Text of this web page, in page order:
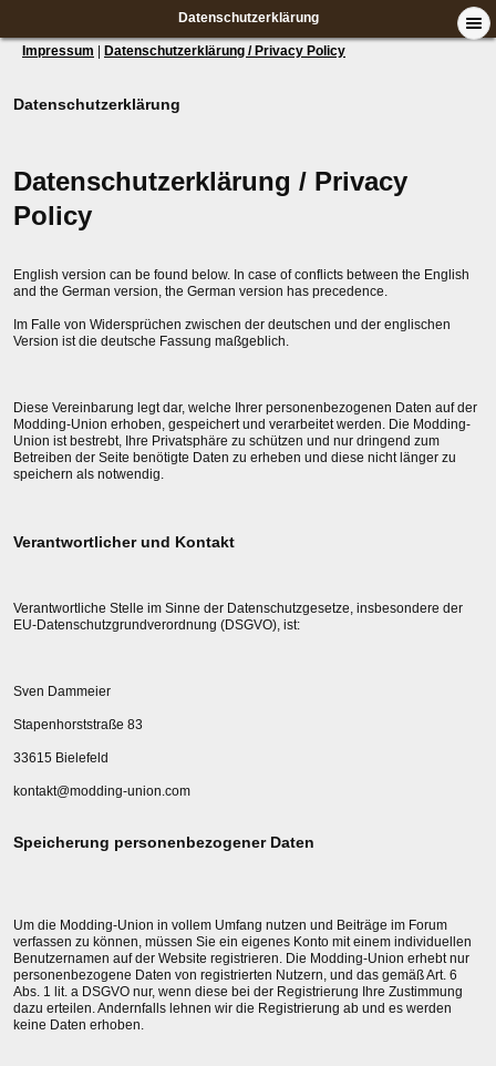
Datenschutzerklärung
Impressum Datenschutzerklärung / Privacy Policy
Datenschutzerklärung
Datenschutzerklärung / Privacy
Policy
English version can be found below. In case of conflicts between the English
and the German version, the German version has precedence.
Im Falle von Widersprüchen zwischen der deutschen und der englischen
Version ist die deutsche Fassung maßgeblich.
Diese Vereinbarung legt dar, welche Ihrer personenbezogenen Daten auf der
Modding-Union erhoben, gespeichert und verarbeitet werden. Die Modding-
Union ist bestrebt, Ihre Privatsphäre zu schützen und nur dringend zum
Betreiben der Seite benötigte Daten zu erheben und diese nicht länger zu
speichern als notwendig.
Verantwortlicher und Kontakt
Verantwortliche Stelle im Sinne der Datenschutzgesetze, insbesondere der
EU-Datenschutzgrundverordnung (DSGVO), ist:
Sven Dammeier
Stapenhorststraße 83
33615 Bielefeld
kontakt@modding-union.com
Speicherung personenbezogener Daten
Um die Modding-Union in vollem Umfang nutzen und Beiträge im Forum
verfassen zu können, müssen Sie ein eigenes Konto mit einem individuellen
Benutzernamen auf der Website registrieren. Die Modding-Union erhebt nur
personenbezogene Daten von registrierten Nutzern, und das gemäß Art. 6
Abs. 1 lit. a DSGVO nur, wenn diese bei der Registrierung Ihre Zustimmung
dazu erteilen. Andernfalls lehnen wir die Registrierung ab und es werden
keine Daten erhoben.